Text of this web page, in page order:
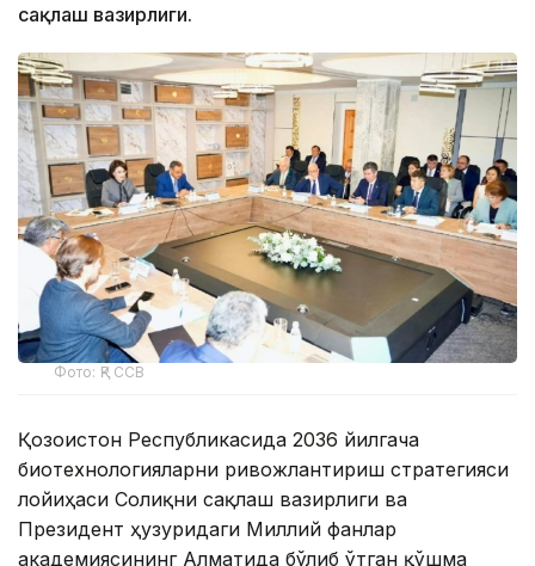
сақлаш вазирлиги.
Фото: ҚР ССВ
Қозоғистон Республикасида 2036 йилгача
биотехнологияларни ривожлантириш стратегияси
лойиҳаси Соғлиқни сақлаш вазирлиги ва
Президент ҳузуридаги Миллий фанлар
академиясининг Алматида бўлиб ўтган қўшма